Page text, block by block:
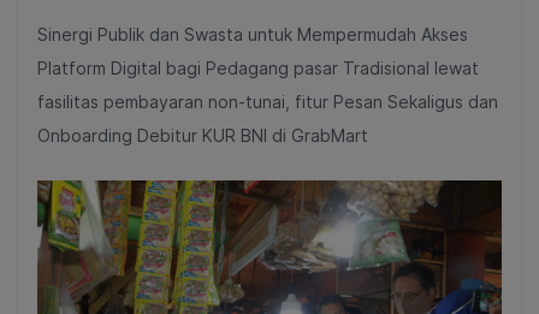
Sinergi Publik dan Swasta untuk Mempermudah Akses
Platform Digital bagi Pedagang pasar Tradisional lewat
fasilitas pembayaran non-tunai, fitur Pesan Sekaligus dan
Onboarding Debitur KUR BNI di GrabMart